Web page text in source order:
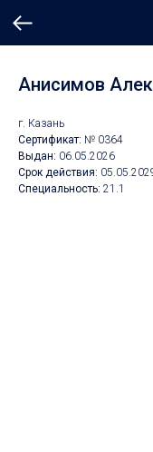
Анисимов
г. Казань
Сертификат: № 0364
Выдан: 06.05.2026
Срок действия: 05.05
Специальность: 21.1